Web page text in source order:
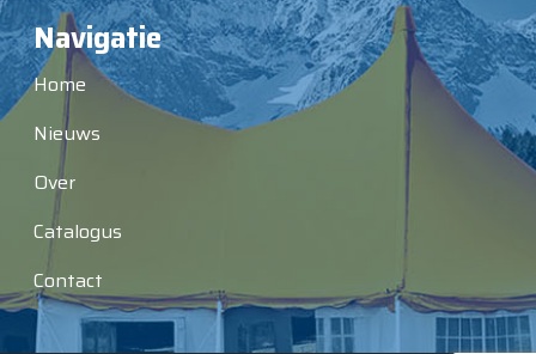
Navigatie
Home
Nieuws
Over
Catalogus
Contact